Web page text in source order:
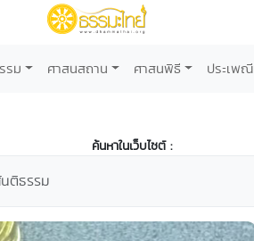
รม ศาสนสถาน ศาสนพิธี ประเพณี
ค้นหาในเว็บไซต์ :
ติธรรม